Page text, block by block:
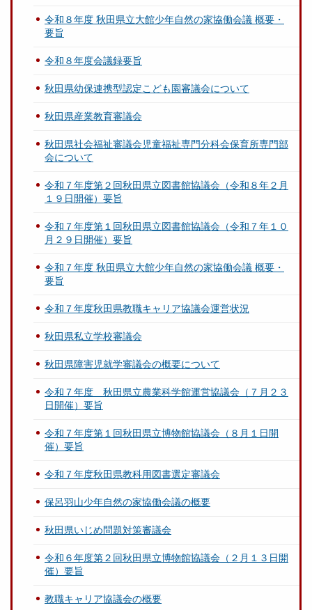
令和８年度 秋田県立大館少年自然の家協働会議 概要・
要旨
令和８年度会議録要旨
秋田県幼保連携型認定こども園審議会について
秋田県産業教育審議会
秋田県社会福祉審議会児童福祉専門分科会保育所専門部
会について
令和７年度第２回秋田県立図書館協議会（令和８年２月
１９日開催）要旨
令和７年度第１回秋田県立図書館協議会（令和７年１０
月２９日開催）要旨
令和７年度 秋田県立大館少年自然の家協働会議 概要・
要旨
令和７年度秋田県教職キャリア協議会運営状況
秋田県私立学校審議会
秋田県障害児就学審議会の概要について
令和７年度 秋田県立農業科学館運営協議会（７月２３
日開催）要旨
令和７年度第１回秋田県立博物館協議会（８月１日開
催）要旨
令和７年度秋田県教科用図書選定審議会
保呂羽山少年自然の家協働会議の概要
秋田県いじめ問題対策審議会
令和６年度第２回秋田県立博物館協議会（２月１３日開
催）要旨
教職キャリア協議会の概要